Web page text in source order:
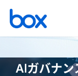
AIガバナン